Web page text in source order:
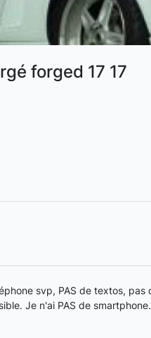
forged 17 17
svp, PAS de textos, pas
Je n'ai PAS de smartphone.